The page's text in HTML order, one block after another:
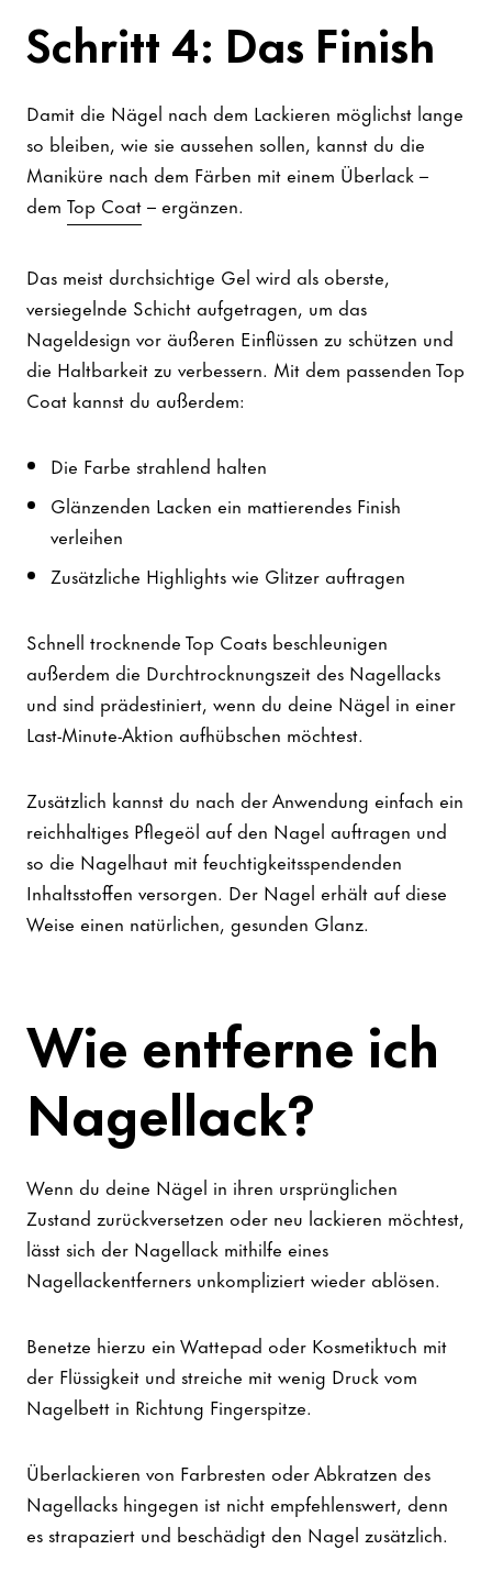
Schritt 4: Das Finish
Damit die Nägel nach dem Lackieren möglichst lange
so bleiben, wie sie aussehen sollen, kannst du die
Maniküre nach dem Färben mit einem Überlack –
dem Top Coat– ergänzen.
Das meist durchsichtige Gel wird als oberste,
versiegelnde Schicht aufgetragen, um das
Nageldesign vor äußeren Einflüssen zu schützen und
die Haltbarkeit zu verbessern. Mit dem passenden Top
Coat kannst du außerdem:
Die Farbe strahlend halten
Glänzenden Lacken ein mattierendes Finish
verleihen
Zusätzliche Highlights wie Glitzer auftragen
Schnell trocknende Top Coats beschleunigen
außerdem die Durchtrocknungszeit des Nagellacks
und sind prädestiniert, wenn du deine Nägel in einer
Last-Minute-Aktion aufhübschen möchtest.
Zusätzlich kannst du nach der Anwendung einfach ein
reichhaltiges Pflegeöl auf den Nagel auftragen und
so die Nagelhaut mit feuchtigkeitsspendenden
Inhaltsstoffen versorgen. Der Nagel erhält auf diese
Weise einen natürlichen, gesunden Glanz.
Wie entferne ich
Nagellack?
Wenn du deine Nägel in ihren ursprünglichen
Zustand zurückversetzen oder neu lackieren möchtest,
lässt sich der Nagellack mithilfe eines
Nagellackentferners unkompliziert wieder ablösen.
Benetze hierzu ein Wattepad oder Kosmetiktuch mit
der Flüssigkeit und streiche mit wenig Druck vom
Nagelbett in Richtung Fingerspitze.
Überlackieren von Farbresten oder Abkratzen des
Nagellacks hingegen ist nicht empfehlenswert, denn
es strapaziert und beschädigt den Nagel zusätzlich.